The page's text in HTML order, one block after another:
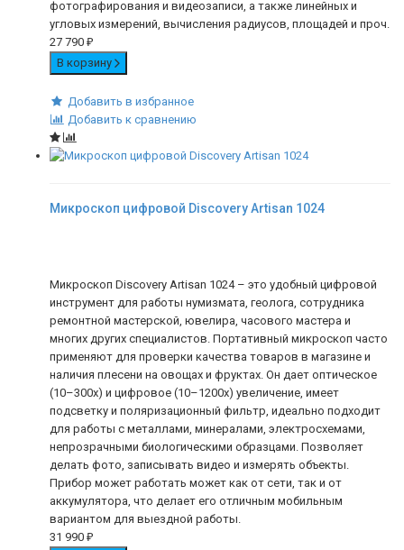
фотографирования и видеозаписи, а также линейных и
угловых измерений, вычисления радиусов, площадей и проч.
27 790 ₽
В корзину
Добавить в избранное
Добавить к сравнению
Микроскоп цифровой Discovery Artisan 1024
Микроскоп Discovery Artisan 1024 – это удобный цифровой
инструмент для работы нумизмата, геолога, сотрудника
ремонтной мастерской, ювелира, часового мастера и
многих других специалистов. Портативный микроскоп часто
применяют для проверки качества товаров в магазине и
наличия плесени на овощах и фруктах. Он дает оптическое
(10–300х) и цифровое (10–1200х) увеличение, имеет
подсветку и поляризационный фильтр, идеально подходит
для работы с металлами, минералами, электросхемами,
непрозрачными биологическими образцами. Позволяет
делать фото, записывать видео и измерять объекты.
Прибор может работать может как от сети, так и от
аккумулятора, что делает его отличным мобильным
вариантом для выездной работы.
31 990 ₽